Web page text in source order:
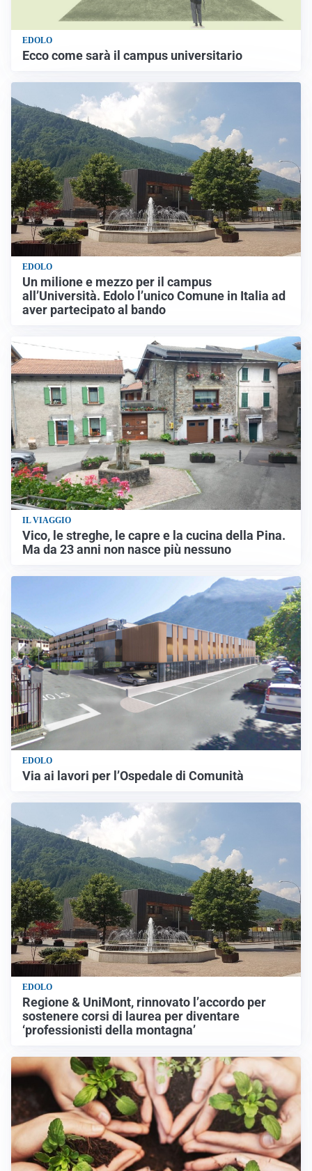
EDOLO
Ecco come sarà il campus universitario
EDOLO
Un milione e mezzo per il campus
all’Università. Edolo l’unico Comune in Italia ad
aver partecipato al bando
IL VIAGGIO
Vico, le streghe, le capre e la cucina della Pina.
Ma da 23 anni non nasce più nessuno
EDOLO
Via ai lavori per l’Ospedale di Comunità
EDOLO
Regione & UniMont, rinnovato l’accordo per
sostenere corsi di laurea per diventare
‘professionisti della montagna’